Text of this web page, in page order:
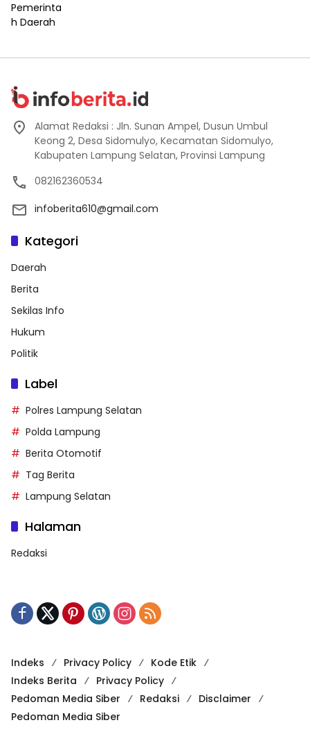
Alamat Redaksi : Jln. Sunan Ampel, Dusun Umbul
Keong 2, Desa Sidomulyo, Kecamatan Sidomulyo,
Kabupaten Lampung Selatan, Provinsi Lampung
082162360534
infoberita610@gmail.com
Kategori
Daerah
Berita
Sekilas Info
Hukum
Politik
Label
Polres Lampung Selatan
Polda Lampung
Berita Otomotif
Tag Berita
Lampung Selatan
Halaman
Redaksi
Indeks Privacy Policy
Kode Etik
Indeks Berita
Privacy Policy
Pedoman Media Siber
Redaksi
Disclaimer
Pedoman Media Siber